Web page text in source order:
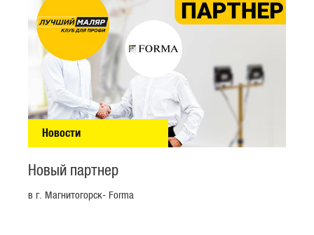
Новости
Новый партнер
в г. Магнитогорск- Forma